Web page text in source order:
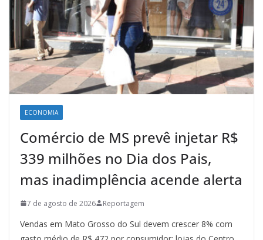
ECONOMIA
Comércio de MS prevê injetar R$
339 milhões no Dia dos Pais,
mas inadimplência acende alerta
7 de agosto de 2026 Reportagem
Vendas em Mato Grosso do Sul devem crescer 8% com